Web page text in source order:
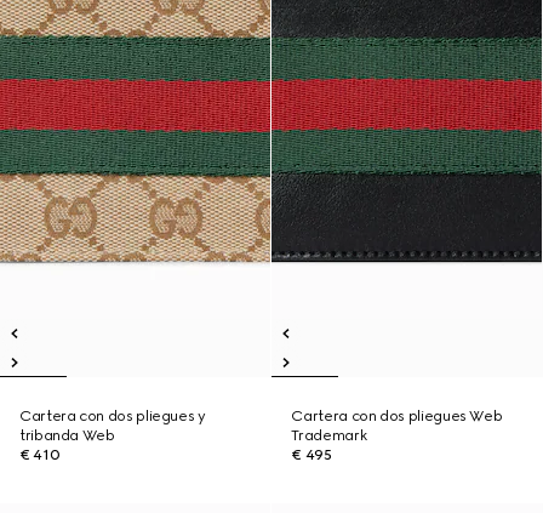
Cartera con dos pliegues y
tribanda Web
€ 410
Cartera con dos pliegues Web
Trademark
€ 495